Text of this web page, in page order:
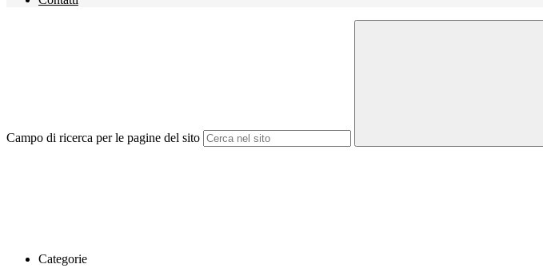
Campo di ricerca per le pagine del sito
Categorie